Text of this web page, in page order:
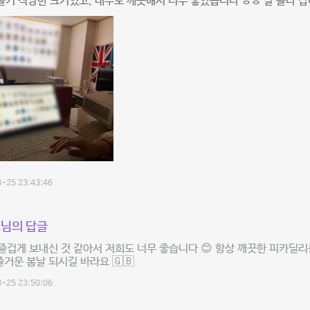
25 23:43:46
의 답글
겁게 보내신 것 같아서 저희도 너무 좋습니다 😊 항상 깨끗한 피카딜
거운 봄날 되시길 바라요 🇬🇧
25 23:50:06